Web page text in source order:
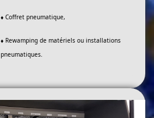
♦ Coffret pneumatique,
♦ Rewamping de matériels ou installations
pneumatiques.